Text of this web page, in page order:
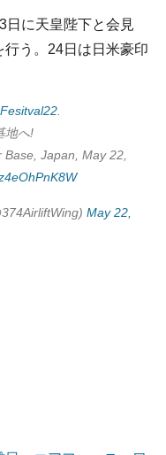
に天皇陛下と会見
う。24日は日米豪印
地へ!
Japan, May 22,
May 22,